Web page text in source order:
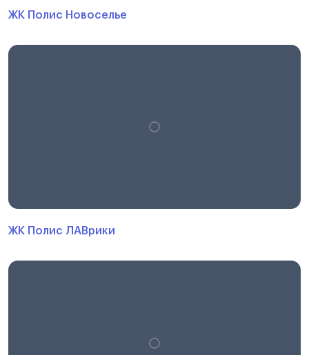
ЖК Полис Новоселье
ЖК Полис ЛАВрики